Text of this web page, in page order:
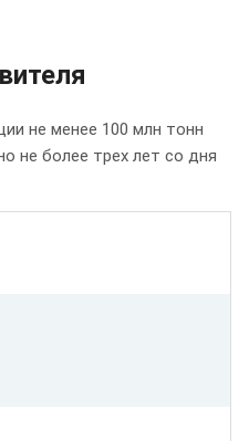
не менее 100 млн тонн
не более трех лет со дня